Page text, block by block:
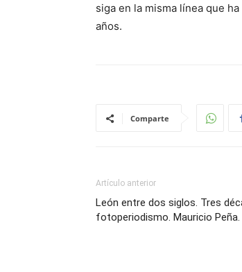
siga en la misma línea que
años.
Comparte
Artículo anterior
León entre dos siglos. Tres
fotoperiodismo. Mauricio Peña.